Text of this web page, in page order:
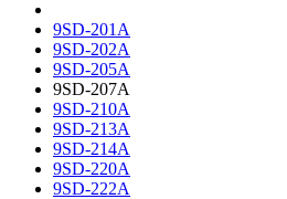
9SD-201A
9SD-202A
9SD-205A
9SD-207A
9SD-210A
9SD-213A
9SD-214A
9SD-220A
9SD-222A